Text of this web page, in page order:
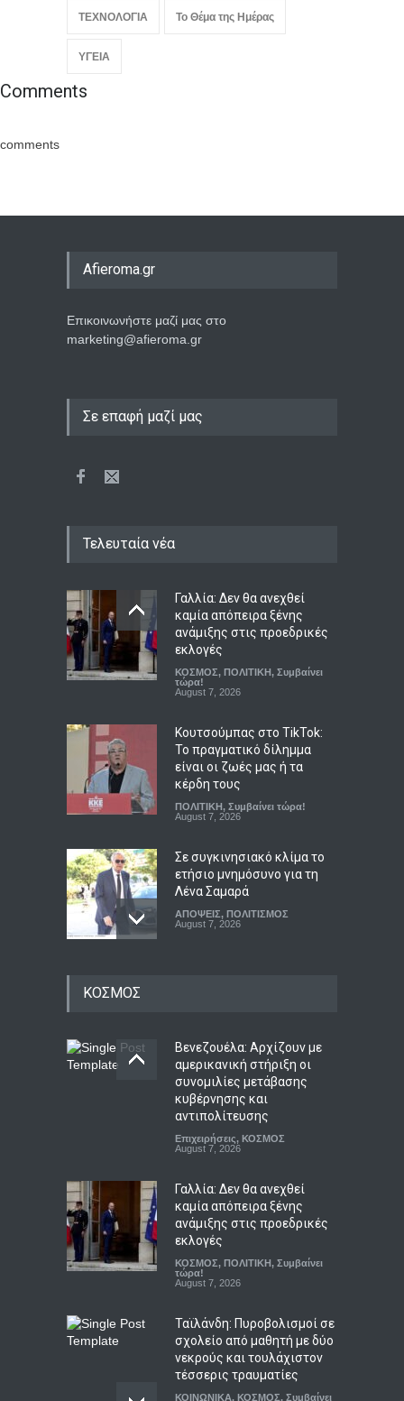
ΤΕΧΝΟΛΟΓΙΑ Το Θέμα της Ημέρας
ΥΓΕΙΑ
Comments
comments
Afieroma.gr
Επικοινωνήστε μαζί μας στο
marketing@afieroma.gr
Σε επαφή μαζί μας
Τελευταία νέα
Γαλλία: Δεν θα ανεχθεί
καμία απόπειρα ξένης
ανάμιξης στις προεδρικές
εκλογές
ΚΟΣΜΟΣ, ΠΟΛΙΤΙΚΗ, Συμβαίνει
τώρα!
August 7, 2026
Κουτσούμπας στο TikTok:
Το πραγματικό δίλημμα
είναι οι ζωές μας ή τα
κέρδη τους
ΠΟΛΙΤΙΚΗ, Συμβαίνει τώρα!
August 7, 2026
Σε συγκινησιακό κλίμα το
ετήσιο μνημόσυνο για τη
Λένα Σαμαρά
ΑΠΟΨΕΙΣ, ΠΟΛΙΤΙΣΜΟΣ
August 7, 2026
LIFESTYLE,ΠΟΛΙΤΙΣΜΟΣ
Φεστιβάλ Λόγου και Τέχνης
«Ζορμπάς»: Τριήμερο
αφιέρωμα στον πολιτισμό
και τον Νίκο Καζαντζάκη
August 7, 2026
ΚΟΣΜΟΣ
Βενεζουέλα: Αρχίζουν με
αμερικανική στήριξη οι
συνομιλίες μετάβασης
κυβέρνησης και
αντιπολίτευσης
Επιχειρήσεις, ΚΟΣΜΟΣ
August 7, 2026
Γαλλία: Δεν θα ανεχθεί
καμία απόπειρα ξένης
ανάμιξης στις προεδρικές
εκλογές
ΚΟΣΜΟΣ, ΠΟΛΙΤΙΚΗ, Συμβαίνει
τώρα!
August 7, 2026
Ταϊλάνδη: Πυροβολισμοί σε
σχολείο από μαθητή με δύο
νεκρούς και τουλάχιστον
τέσσερις τραυματίες
ΚΟΙΝΩΝΙΚΑ, ΚΟΣΜΟΣ, Συμβαίνει